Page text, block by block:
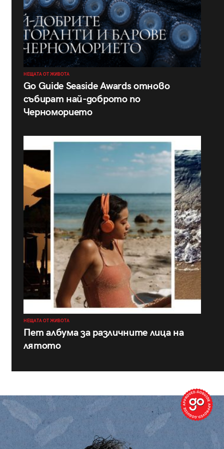
НЕЩАТА ОТ ЖИВОТА
Go Guide Seaside Awards отново
събират най-доброто по
Черноморието
НЕЩАТА ОТ ЖИВОТА
Пет албума за различните лица на
лятото